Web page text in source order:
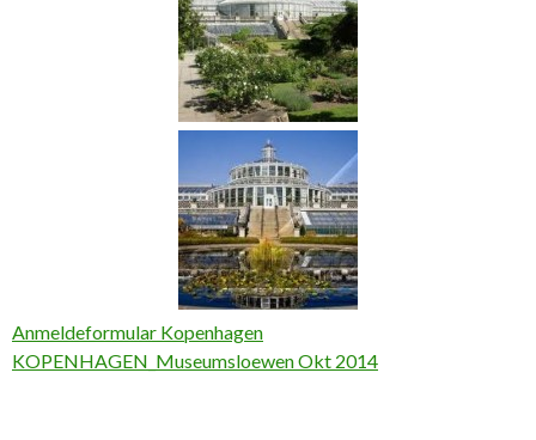
Anmeldeformular Kopenhagen
KOPENHAGEN_Museumsloewen Okt 2014